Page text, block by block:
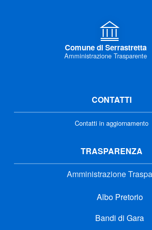
Comune di Serrastretta
Amministrazione Trasparente
CONTATTI
Contatti in aggiornamento
TRASPARENZA
Amministrazione
Albo Pretorio
Bandi di Gara